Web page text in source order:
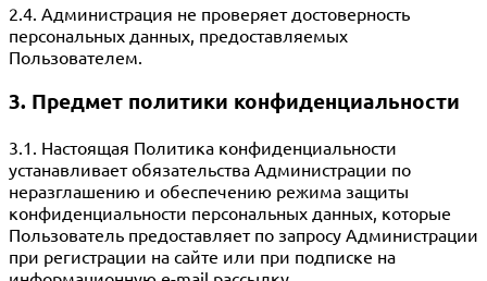
2.4. Администрация не проверяет достоверность
персональных данных, предоставляемых
Пользователем.
3. Предмет политики конфиденциальности
3.1. Настоящая Политика конфиденциальности
устанавливает обязательства Администрации по
неразглашению и обеспечению режима защиты
конфиденциальности персональных данных, которые
Пользователь предоставляет по запросу Администрации
при регистрации на сайте или при подписке на